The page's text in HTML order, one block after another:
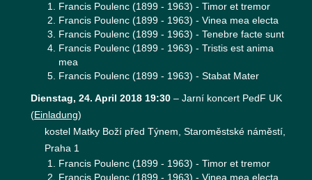
Francis Poulenc (1899 - 1963) - Timor et tremor
Francis Poulenc (1899 - 1963) - Vinea mea electa
Francis Poulenc (1899 - 1963) - Tenebre facte sunt
Francis Poulenc (1899 - 1963) - Tristis est anima
mea
Francis Poulenc (1899 - 1963) - Stabat Mater
Dienstag, 24. April 2018 19:30 – Jarní koncert PedF UK
(Einladung)
kostel Matky Boží před Týnem, Staroměstské náměstí,
Praha 1
Francis Poulenc (1899 - 1963) - Timor et tremor
Francis Poulenc (1899 - 1963) - Vinea mea electa